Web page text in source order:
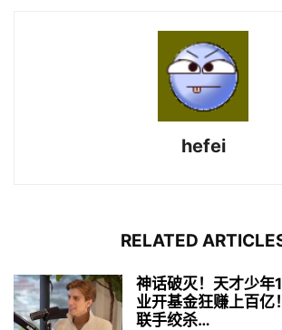
hefei
RELATED
神话破灭！天才少年
业开基金狂赚上百亿
联手绞杀…